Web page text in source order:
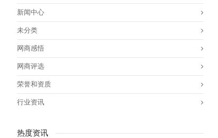
新闻中心
未分类
网商感悟
网商评选
荣誉和资质
行业资讯
热度资讯